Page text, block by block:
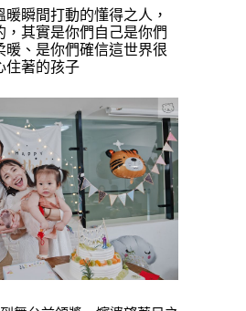
瞬間打動的懂得之人，
其實是你們自己是你們
、 是你們確信這世界很
住著的孩子